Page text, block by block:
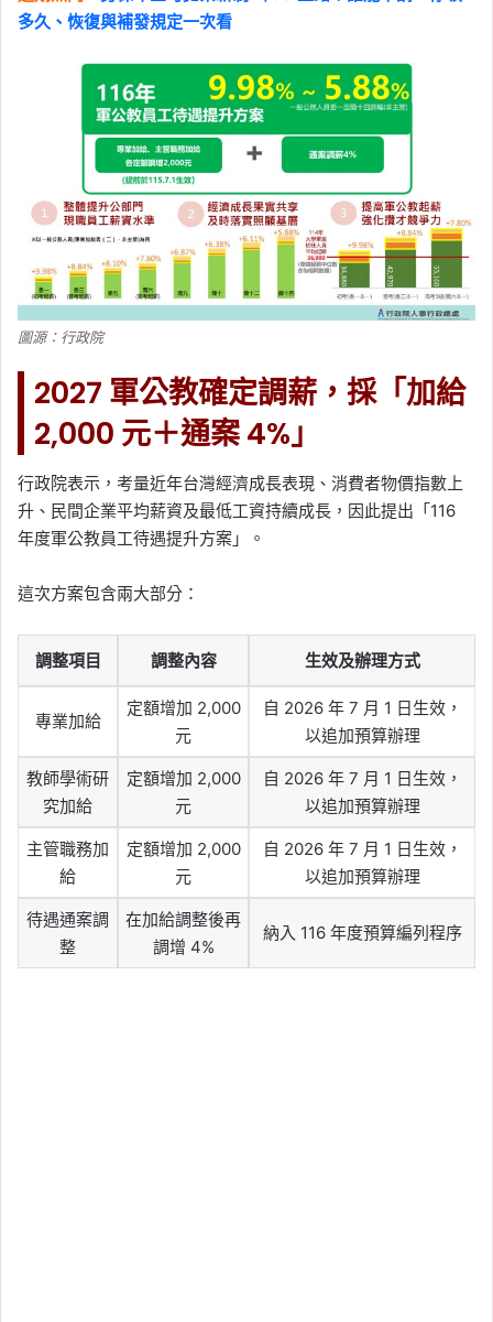
多久、恢復與補發規定一次看
圖源：行政院
2027 軍公教確定調薪，採「加給
2,000 元＋通案 4%」
行政院表示，考量近年台灣經濟成長表現、消費者物價指數上
升、民間企業平均薪資及最低工資持續成長，因此提出「116
年度軍公教員工待遇提升方案」。
這次方案包含兩大部分：
調整項目 調整內容 生效及辦理方式
專業加給
定額增加 2,000
元
自 2026 年 7 月 1 日生效，
以追加預算辦理
教師學術研
究加給
定額增加 2,000
元
自 2026 年 7 月 1 日生效，
以追加預算辦理
主管職務加
給
定額增加 2,000
元
自 2026 年 7 月 1 日生效，
以追加預算辦理
待遇通案調
整
在加給調整後再
調增 4%
納入 116 年度預算編列程序